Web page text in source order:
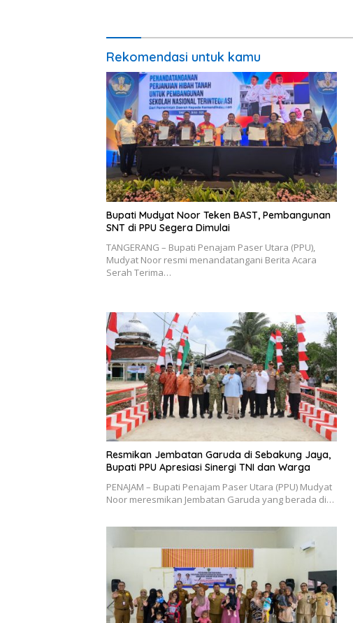
Rekomendasi untuk kamu
Bupati Mudyat Noor Teken BAST, Pembangunan
SNT di PPU Segera Dimulai
TANGERANG – Bupati Penajam Paser Utara (PPU),
Mudyat Noor resmi menandatangani Berita Acara
Serah Terima…
Resmikan Jembatan Garuda di Sebakung Jaya,
Bupati PPU Apresiasi Sinergi TNI dan Warga
PENAJAM – Bupati Penajam Paser Utara (PPU) Mudyat
Noor meresmikan Jembatan Garuda yang berada di…